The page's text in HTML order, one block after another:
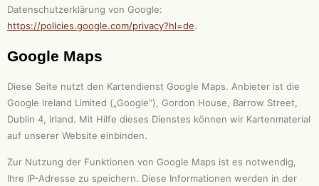
Datenschutzerklärung von Google:
https://policies.google.com/privacy?hl=de.
Google Maps
Diese Seite nutzt den Kartendienst Google Maps. Anbieter ist die
Google Ireland Limited („Google“), Gordon House, Barrow Street,
Dublin 4, Irland. Mit Hilfe dieses Dienstes können wir Kartenmaterial
auf unserer Website einbinden.
Zur Nutzung der Funktionen von Google Maps ist es notwendig,
Ihre IP-Adresse zu speichern. Diese Informationen werden in der